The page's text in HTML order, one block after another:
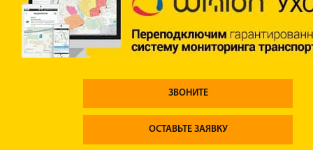
ЗВОНИТЕ
ОСТАВЬТЕ ЗАЯВКУ